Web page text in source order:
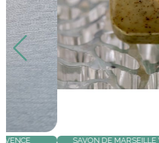
HUILE ESSENTIELLE VERVEINE